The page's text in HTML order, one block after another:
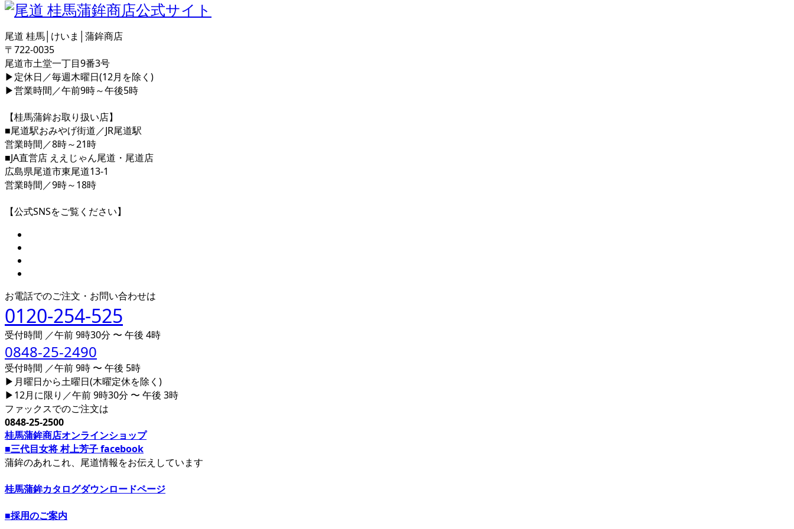
尾道 桂馬│けいま│蒲鉾商店
〒722-0035
尾道市土堂一丁目9番3号
▶定休日／毎週木曜日(12月を除く)
▶営業時間／午前9時～午後5時
【桂馬蒲鉾お取り扱い店】
■尾道駅おみやげ街道／JR尾道駅
営業時間／8時～21時
■JA直営店 ええじゃん尾道・尾道店
広島県尾道市東尾道13-1
営業時間／9時～18時
【公式SNSをご覧ください】
お電話でのご注文・お問い合わせは
0120-254-525
受付時間 ／午前 9時30分 〜 午後 4時
0848-25-2490
受付時間 ／午前 9時 〜 午後 5時
▶月曜日から土曜日(木曜定休を除く)
▶12月に限り／午前 9時30分 〜 午後 3時
ファックスでのご注文は
0848-25-2500
桂馬蒲鉾商店オンラインショップ
■三代目女将 村上芳子 facebook
蒲鉾のあれこれ、尾道情報をお伝えしています
桂馬蒲鉾カタログダウンロードページ
■採用のご案内